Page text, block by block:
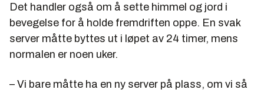
Det handler også om å sette himmel og jord i
bevegelse for å holde fremdriften oppe. En svak
server måtte byttes ut i løpet av 24 timer, mens
normalen er noen uker.
– Vi bare måtte ha en ny server på plass, om vi så